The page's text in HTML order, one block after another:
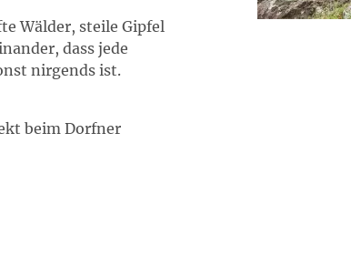
Wälder, steile Gipfel
dass jede
nirgends ist.
beim Dorfner